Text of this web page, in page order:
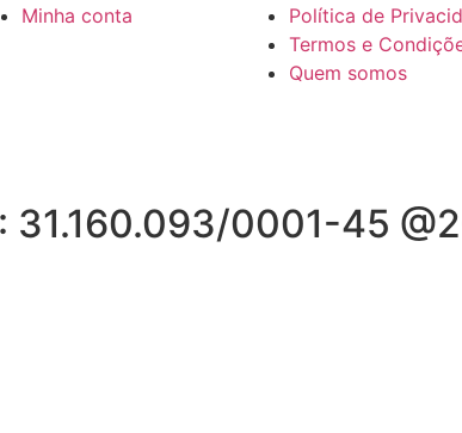
Minha conta
Política de
Termos e
Quem somos
31.160.093/0001-45